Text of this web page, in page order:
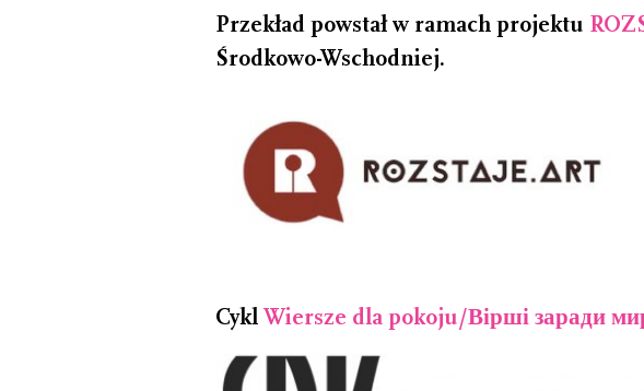
Przekład powstał w ramach projektu
Środkowo-Wschodniej.
CyklWiersze dla pokoju/Вірші заради